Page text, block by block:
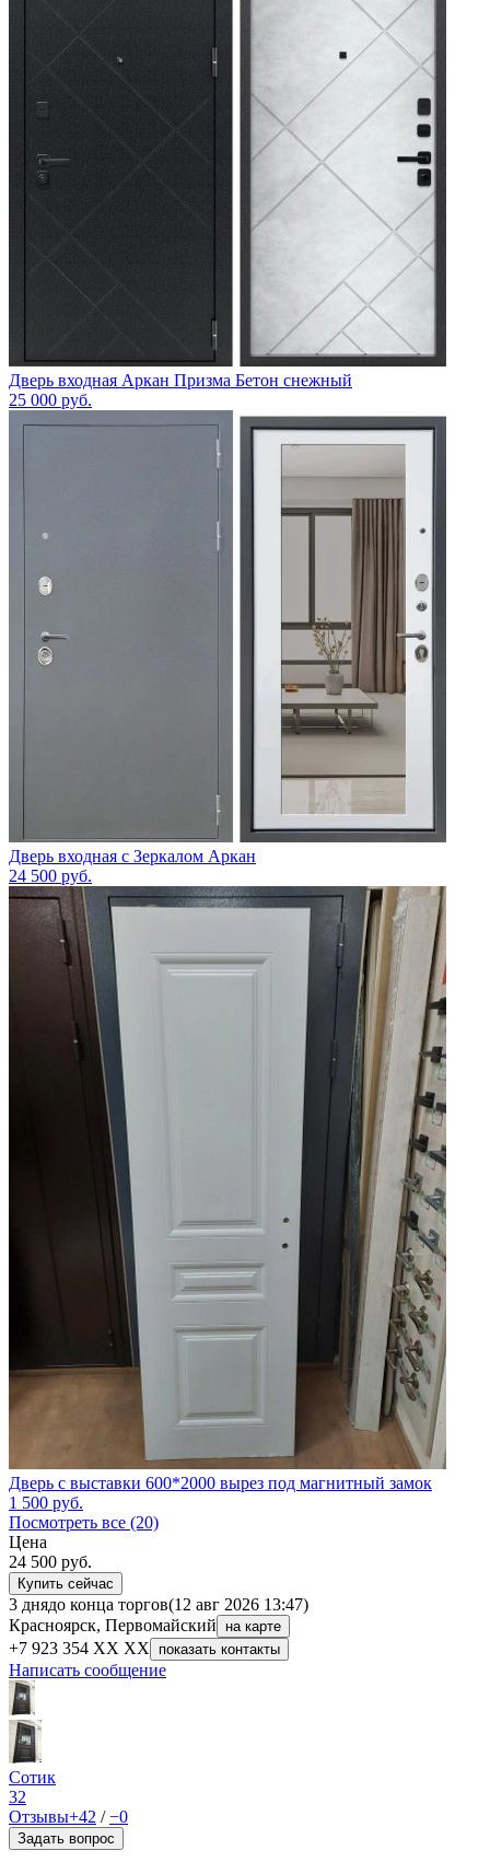
Дверь входная Аркан Призма Бетон снежный
25 000 руб.
Дверь входная с Зеркалом Аркан
24 500 руб.
Дверь с выставки 600*2000 вырез под магнитный замок
1 500 руб.
Посмотреть все (20)
Цена
24 500 руб.
Купить сейчас
3 днядо конца торгов(12 авг 2026 13:47)
Красноярск, Первомайский
на карте
+7 923 354 XX XX показать контакты
Написать сообщение
Сотик
32
Отзывы+42 /−0
Задать вопрос